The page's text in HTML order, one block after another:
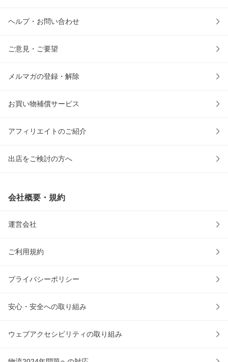
ヘルプ・お問い合わせ
ご意見・ご要望
メルマガの登録・解除
お買い物補償サービス
アフィリエイトのご紹介
出店をご検討の方へ
会社概要・規約
運営会社
ご利用規約
プライバシーポリシー
安心・安全への取り組み
ウェブアクセシビリティの取り組み